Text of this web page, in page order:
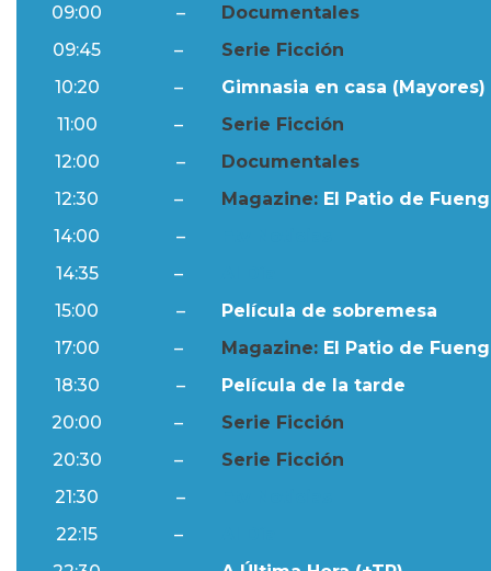
09:00
–
Documentales
09:45
–
Serie Ficción
10:20
–
Gimnasia en casa (Mayores)
11:00
–
Serie Ficción
12:00
–
Documentales
12:30
– Magazine: El Patio de
14:00
–
14:35
–
15:00
–
Película de sobremesa
17:00
– Magazine: El Patio de
18:30
–
Película de la tarde
20:00
–
Serie Ficción
20:30
–
Serie Ficción
21:30
–
22:15
–